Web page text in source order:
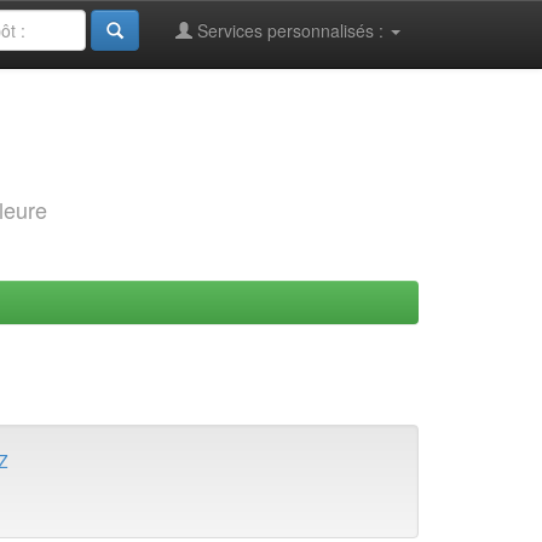
Services personnalisés :